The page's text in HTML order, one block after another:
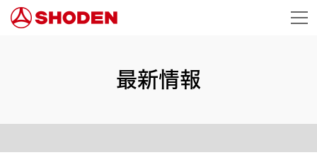
最新情報